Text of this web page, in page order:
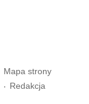
Mapa strony
Redakcja